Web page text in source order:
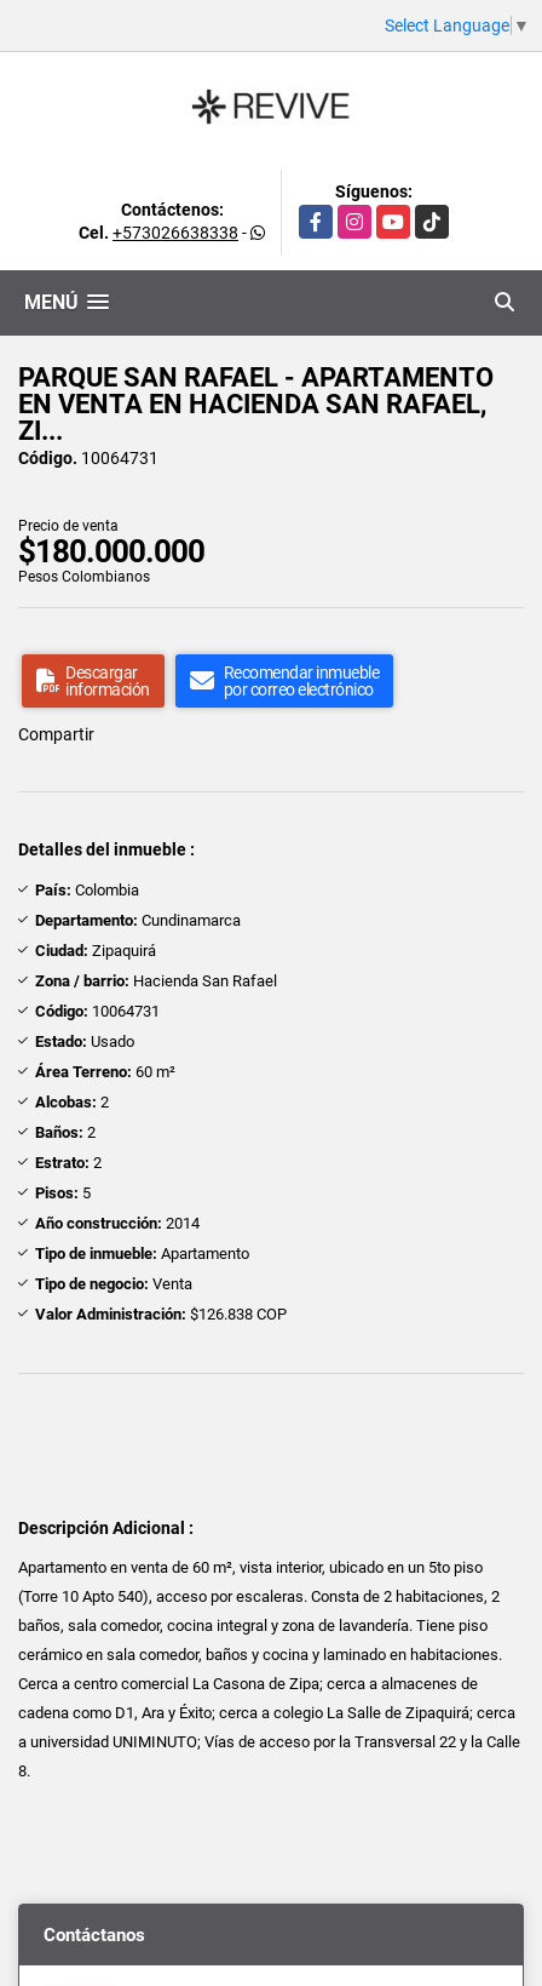
Select Language ▼
Contáctenos:
Cel. +573026638338 -
Síguenos:
FacebookInstagramYouTubeTikTok
MENÚ
PARQUE SAN RAFAEL - APARTAMENTO
EN VENTA EN HACIENDA SAN RAFAEL,
ZI...
Código. 10064731
Precio de venta
$180.000.000
Pesos Colombianos
Descargar
información
Recomendar inmueble
por correo electrónico
Compartir
Detalles del inmueble :
País: Colombia
Departamento: Cundinamarca
Ciudad: Zipaquirá
Zona / barrio: Hacienda San Rafael
Código: 10064731
Estado: Usado
Área Terreno: 60 m²
Alcobas: 2
Baños: 2
Estrato: 2
Pisos: 5
Año construcción: 2014
Tipo de inmueble: Apartamento
Tipo de negocio: Venta
Valor Administración: $126.838 COP
Descripción Adicional :
Apartamento en venta de 60 m², vista interior, ubicado en un 5to piso
(Torre 10 Apto 540), acceso por escaleras. Consta de 2 habitaciones, 2
baños, sala comedor, cocina integral y zona de lavandería. Tiene piso
cerámico en sala comedor, baños y cocina y laminado en habitaciones.
Cerca a centro comercial La Casona de Zipa; cerca a almacenes de
cadena como D1, Ara y Éxito; cerca a colegio La Salle de Zipaquirá; cerca
a universidad UNIMINUTO; Vías de acceso por la Transversal 22 y la Calle
8.
Contáctanos